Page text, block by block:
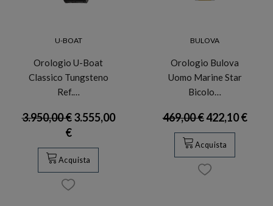
U-BOAT
Orologio U-Boat
Classico Tungsteno
Ref.…
3.950,00 €3.555,00
€
Acquista
BULOVA
Orologio Bulova
Uomo Marine Star
Bicolo…
469,00 €422,10 €
Acquista